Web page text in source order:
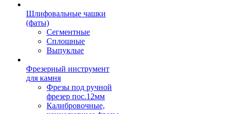
Шлифовальные чашки
(фаты)
Сегментные
Сплошные
Выпуклые
Фрезерный инструмент
для камня
Фрезы под ручной
фрезер пос.12мм
Калибровочные,